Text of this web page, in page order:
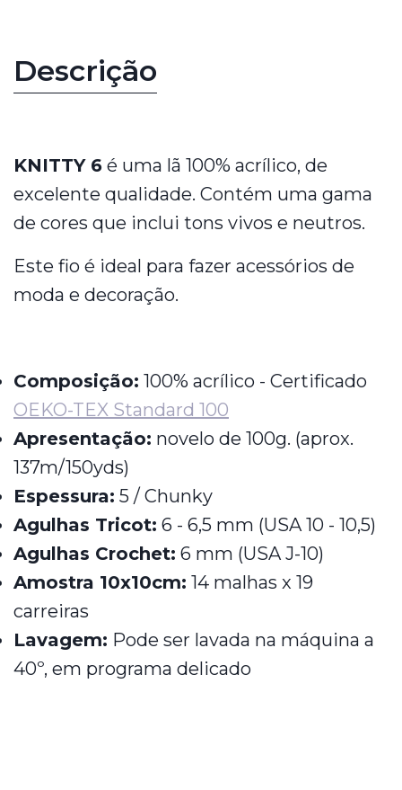
Descrição
KNITTY 6 é uma lã 100% acrílico, de
excelente qualidade. Contém uma gama
de cores que inclui tons vivos e neutros.
Este fio é ideal para fazer acessórios de
moda e decoração.
Composição: 100% acrílico - Certificado
OEKO-TEX Standard 100
Apresentação: novelo de 100g. (aprox.
137m/150yds)
Espessura: 5 / Chunky
Agulhas Tricot: 6 - 6,5 mm (USA 10 - 10,5)
Agulhas Crochet: 6 mm (USA J-10)
Amostra 10x10cm: 14 malhas x 19
carreiras
Lavagem: Pode ser lavada na máquina a
40º, em programa delicado